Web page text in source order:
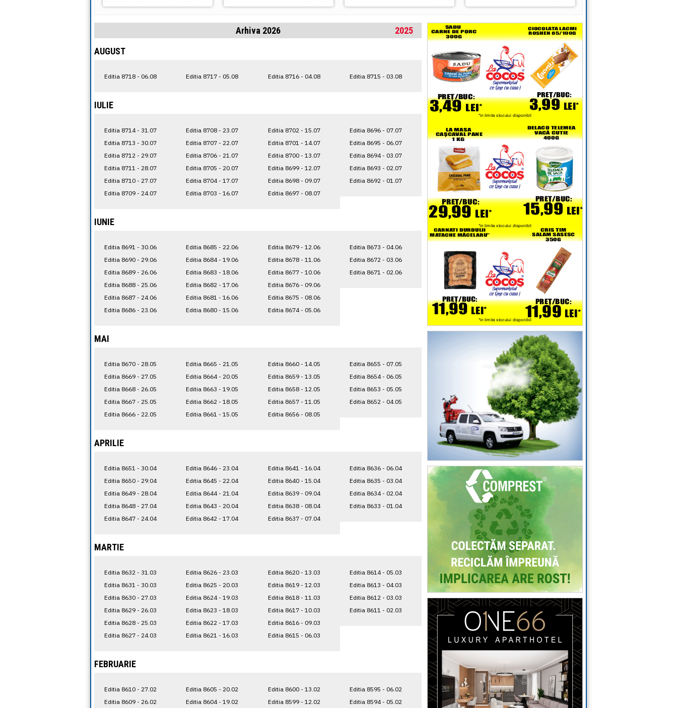
2025
Arhiva 2026
AUGUST
Editia 8718 - 06.08 Editia 8717 - 05.08 Editia 8716 - 04.08 Editia 8715 - 03.08
IULIE
Editia 8714 - 31.07
Editia 8713 - 30.07
Editia 8712 - 29.07
Editia 8711 - 28.07
Editia 8710 - 27.07
Editia 8709 - 24.07
Editia 8708 - 23.07
Editia 8707 - 22.07
Editia 8706 - 21.07
Editia 8705 - 20.07
Editia 8704 - 17.07
Editia 8703 - 16.07
Editia 8702 - 15.07
Editia 8701 - 14.07
Editia 8700 - 13.07
Editia 8699 - 12.07
Editia 8698 - 09.07
Editia 8697 - 08.07
Editia 8696 - 07.07
Editia 8695 - 06.07
Editia 8694 - 03.07
Editia 8693 - 02.07
Editia 8692 - 01.07
IUNIE
Editia 8691 - 30.06
Editia 8690 - 29.06
Editia 8689 - 26.06
Editia 8688 - 25.06
Editia 8687 - 24.06
Editia 8686 - 23.06
Editia 8685 - 22.06
Editia 8684 - 19.06
Editia 8683 - 18.06
Editia 8682 - 17.06
Editia 8681 - 16.06
Editia 8680 - 15.06
Editia 8679 - 12.06
Editia 8678 - 11.06
Editia 8677 - 10.06
Editia 8676 - 09.06
Editia 8675 - 08.06
Editia 8674 - 05.06
Editia 8673 - 04.06
Editia 8672 - 03.06
Editia 8671 - 02.06
MAI
Editia 8670 - 28.05
Editia 8669 - 27.05
Editia 8668 - 26.05
Editia 8667 - 25.05
Editia 8666 - 22.05
Editia 8665 - 21.05
Editia 8664 - 20.05
Editia 8663 - 19.05
Editia 8662 - 18.05
Editia 8661 - 15.05
Editia 8660 - 14.05
Editia 8659 - 13.05
Editia 8658 - 12.05
Editia 8657 - 11.05
Editia 8656 - 08.05
Editia 8655 - 07.05
Editia 8654 - 06.05
Editia 8653 - 05.05
Editia 8652 - 04.05
APRILIE
Editia 8651 - 30.04
Editia 8650 - 29.04
Editia 8649 - 28.04
Editia 8648 - 27.04
Editia 8647 - 24.04
Editia 8646 - 23.04
Editia 8645 - 22.04
Editia 8644 - 21.04
Editia 8643 - 20.04
Editia 8642 - 17.04
Editia 8641 - 16.04
Editia 8640 - 15.04
Editia 8639 - 09.04
Editia 8638 - 08.04
Editia 8637 - 07.04
Editia 8636 - 06.04
Editia 8635 - 03.04
Editia 8634 - 02.04
Editia 8633 - 01.04
MARTIE
Editia 8632 - 31.03
Editia 8631 - 30.03
Editia 8630 - 27.03
Editia 8629 - 26.03
Editia 8628 - 25.03
Editia 8627 - 24.03
Editia 8626 - 23.03
Editia 8625 - 20.03
Editia 8624 - 19.03
Editia 8623 - 18.03
Editia 8622 - 17.03
Editia 8621 - 16.03
Editia 8620 - 13.03
Editia 8619 - 12.03
Editia 8618 - 11.03
Editia 8617 - 10.03
Editia 8616 - 09.03
Editia 8615 - 06.03
Editia 8614 - 05.03
Editia 8613 - 04.03
Editia 8612 - 03.03
Editia 8611 - 02.03
FEBRUARIE
Editia 8610 - 27.02
Editia 8609 - 26.02
Editia 8605 - 20.02
Editia 8604 - 19.02
Editia 8600 - 13.02
Editia 8599 - 12.02
Editia 8595 - 06.02
Editia 8594 - 05.02